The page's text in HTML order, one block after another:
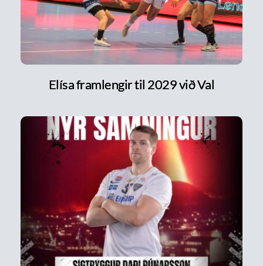
Elísa framlengir til 2029 við Val